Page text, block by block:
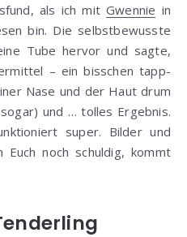
als ich mitGwennie in
bin. Die selbstbewusste
Tube hervor und sagte,
– ein bisschen tapp-
Nase und der Haut drum
und … tolles Ergebnis.
super. Bilder und
noch schuldig, kommt